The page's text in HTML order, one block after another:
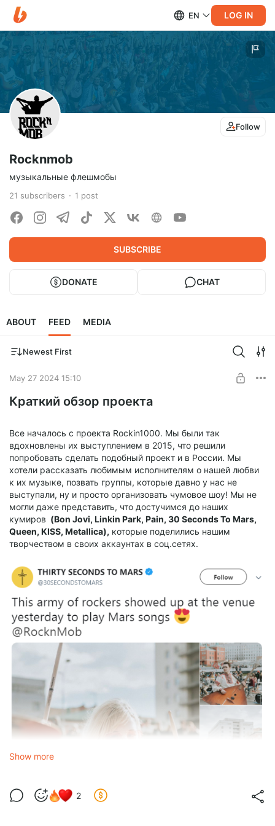
EN LOG IN
Follow
Rocknmob
музыкальные флешмобы
21 subscribers 1 post
SUBSCRIBE
DONATE CHAT
ABOUT FEED MEDIA
Newest First
May 27 2024 15:10
Краткий обзор проекта
Все началось с проекта Rockin1000. Мы были так
вдохновлены их выступлением в 2015, что решили
попробовать сделать подобный проект и в России. Мы
хотели рассказать любимым исполнителям о нашей любви
к их музыке, позвать группы, которые давно у нас не
выступали, ну и просто организовать чумовое шоу! Мы не
могли даже представить, что достучимся до наших
кумиров (Bon Jovi, Linkin Park, Pain, 30 Seconds To Mars,
Queen, KISS, Metallica), которые поделились нашим
творчеством в своих аккаунтах в соц.сетях.
Show more
2